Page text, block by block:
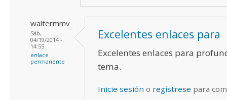
waltermmv
Sáb,
04/19/2014 -
14:55
enlace
permanente
Excelentes enlaces para
Excelentes enlaces para
tema.
Inicie sesión o regístrese para